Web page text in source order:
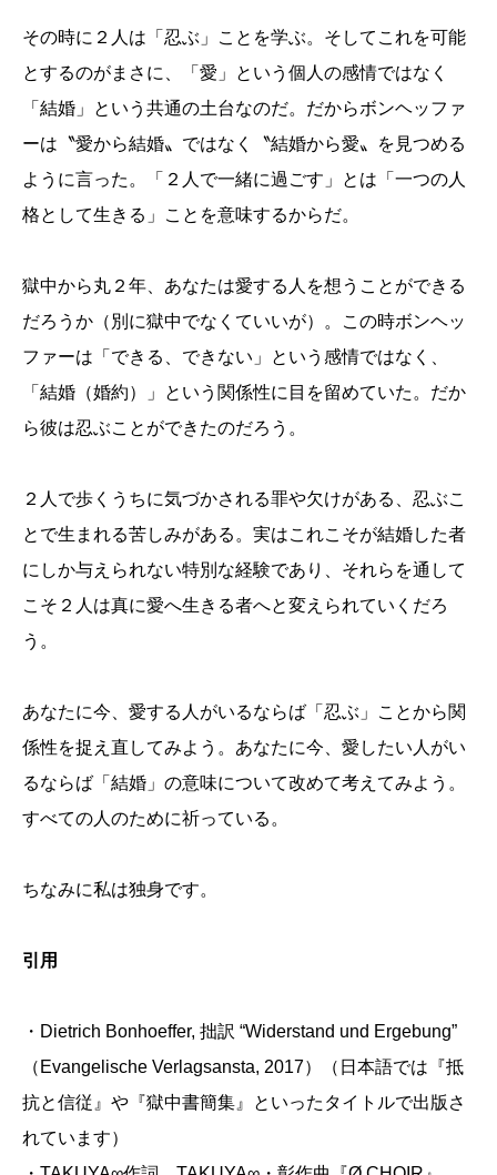
その時に２人は「忍ぶ」ことを学ぶ。そしてこれを可能
とするのがまさに、「愛」という個人の感情ではなく
「結婚」という共通の土台なのだ。だからボンヘッファ
ーは〝愛から結婚〟ではなく〝結婚から愛〟を見つめる
ように言った。「２人で一緒に過ごす」とは「一つの人
格として生きる」ことを意味するからだ。
獄中から丸２年、あなたは愛する人を想うことができる
だろうか（別に獄中でなくていいが）。この時ボンヘッ
ファーは「できる、できない」という感情ではなく、
「結婚（婚約）」という関係性に目を留めていた。だか
ら彼は忍ぶことができたのだろう。
２人で歩くうちに気づかされる罪や欠けがある、忍ぶこ
とで生まれる苦しみがある。実はこれこそが結婚した者
にしか与えられない特別な経験であり、それらを通して
こそ２人は真に愛へ生きる者へと変えられていくだろ
う。
あなたに今、愛する人がいるならば「忍ぶ」ことから関
係性を捉え直してみよう。あなたに今、愛したい人がい
るならば「結婚」の意味について改めて考えてみよう。
すべての人のために祈っている。
ちなみに私は独身です。
引用
・Dietrich Bonhoeffer, 拙訳 “Widerstand und Ergebung”
（Evangelische Verlagsansta, 2017）（日本語では『抵
抗と信従』や『獄中書簡集』といったタイトルで出版さ
れています）